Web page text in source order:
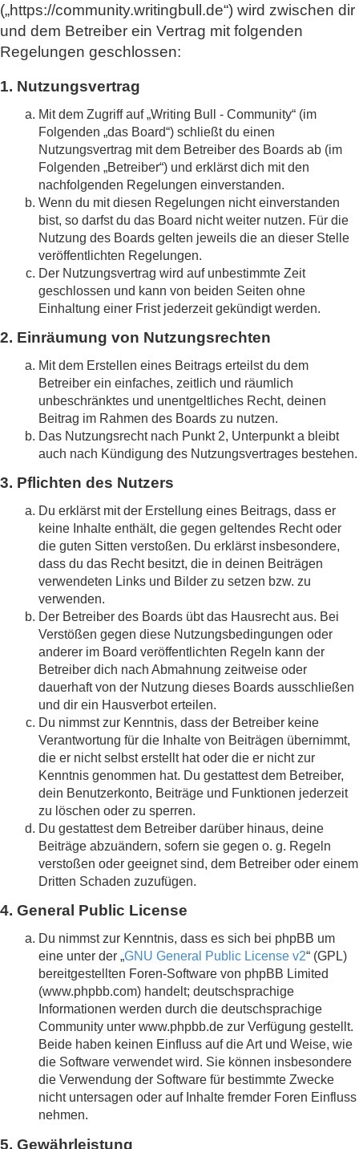
(„https://community.writingbull.de“) wird zwischen dir
und dem Betreiber ein Vertrag mit folgenden
Regelungen geschlossen:
1. Nutzungsvertrag
Mit dem Zugriff auf „Writing Bull - Community“ (im
Folgenden „das Board“) schließt du einen
Nutzungsvertrag mit dem Betreiber des Boards ab (im
Folgenden „Betreiber“) und erklärst dich mit den
nachfolgenden Regelungen einverstanden.
Wenn du mit diesen Regelungen nicht einverstanden
bist, so darfst du das Board nicht weiter nutzen. Für die
Nutzung des Boards gelten jeweils die an dieser Stelle
veröffentlichten Regelungen.
Der Nutzungsvertrag wird auf unbestimmte Zeit
geschlossen und kann von beiden Seiten ohne
Einhaltung einer Frist jederzeit gekündigt werden.
2. Einräumung von Nutzungsrechten
Mit dem Erstellen eines Beitrags erteilst du dem
Betreiber ein einfaches, zeitlich und räumlich
unbeschränktes und unentgeltliches Recht, deinen
Beitrag im Rahmen des Boards zu nutzen.
Das Nutzungsrecht nach Punkt 2, Unterpunkt a bleibt
auch nach Kündigung des Nutzungsvertrages bestehen.
3. Pflichten des Nutzers
Du erklärst mit der Erstellung eines Beitrags, dass er
keine Inhalte enthält, die gegen geltendes Recht oder
die guten Sitten verstoßen. Du erklärst insbesondere,
dass du das Recht besitzt, die in deinen Beiträgen
verwendeten Links und Bilder zu setzen bzw. zu
verwenden.
Der Betreiber des Boards übt das Hausrecht aus. Bei
Verstößen gegen diese Nutzungsbedingungen oder
anderer im Board veröffentlichten Regeln kann der
Betreiber dich nach Abmahnung zeitweise oder
dauerhaft von der Nutzung dieses Boards ausschließen
und dir ein Hausverbot erteilen.
Du nimmst zur Kenntnis, dass der Betreiber keine
Verantwortung für die Inhalte von Beiträgen übernimmt,
die er nicht selbst erstellt hat oder die er nicht zur
Kenntnis genommen hat. Du gestattest dem Betreiber,
dein Benutzerkonto, Beiträge und Funktionen jederzeit
zu löschen oder zu sperren.
Du gestattest dem Betreiber darüber hinaus, deine
Beiträge abzuändern, sofern sie gegen o. g. Regeln
verstoßen oder geeignet sind, dem Betreiber oder einem
Dritten Schaden zuzufügen.
4. General Public License
Du nimmst zur Kenntnis, dass es sich bei phpBB um
eine unter der „GNU General Public License v2“ (GPL)
bereitgestellten Foren-Software von phpBB Limited
(www.phpbb.com) handelt; deutschsprachige
Informationen werden durch die deutschsprachige
Community unter www.phpbb.de zur Verfügung gestellt.
Beide haben keinen Einfluss auf die Art und Weise, wie
die Software verwendet wird. Sie können insbesondere
die Verwendung der Software für bestimmte Zwecke
nicht untersagen oder auf Inhalte fremder Foren Einfluss
nehmen.
5. Gewährleistung